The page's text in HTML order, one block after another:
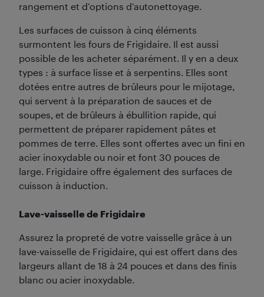
rangement et d’options d’autonettoyage.
Les surfaces de cuisson à cinq éléments
surmontent les fours de Frigidaire. Il est aussi
possible de les acheter séparément. Il y en a deux
types : à surface lisse et à serpentins. Elles sont
dotées entre autres de brûleurs pour le mijotage,
qui servent à la préparation de sauces et de
soupes, et de brûleurs à ébullition rapide, qui
permettent de préparer rapidement pâtes et
pommes de terre. Elles sont offertes avec un fini en
acier inoxydable ou noir et font 30 pouces de
large. Frigidaire offre également des surfaces de
cuisson à induction.
Lave-vaisselle de Frigidaire
Assurez la propreté de votre vaisselle grâce à un
lave-vaisselle de Frigidaire, qui est offert dans des
largeurs allant de 18 à 24 pouces et dans des finis
blanc ou acier inoxydable.